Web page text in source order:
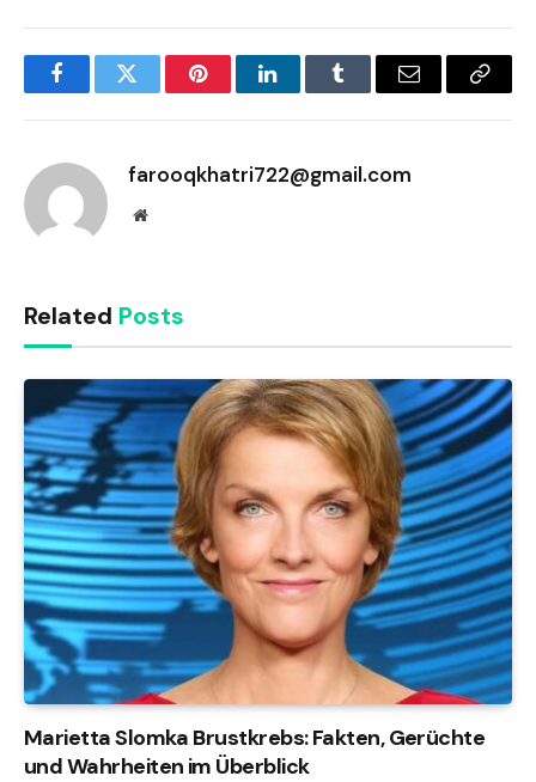
FacebookTwitter PinterestLinkedInTumblr Email
Copy
farooqkhatri722@gmail.com
Website
Related Posts
Marietta Slomka Brustkrebs: Fakten, Gerüchte
und Wahrheiten im Überblick